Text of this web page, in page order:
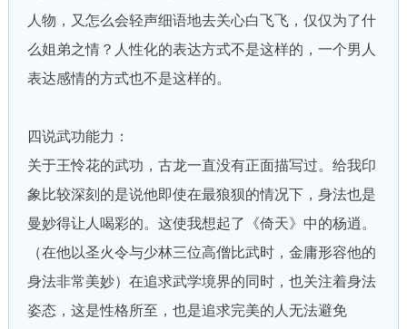
人物，又怎么会轻声细语地去关心白飞飞，仅仅为了什
么姐弟之情？人性化的表达方式不是这样的，一个男人
表达感情的方式也不是这样的。
四说武功能力：
关于王怜花的武功，古龙一直没有正面描写过。给我印
象比较深刻的是说他即使在最狼狈的情况下，身法也是
曼妙得让人喝彩的。这使我想起了《倚天》中的杨逍。
（在他以圣火令与少林三位高僧比武时，金庸形容他的
身法非常美妙）在追求武学境界的同时，也关注着身法
姿态，这是性格所至，也是追求完美的人无法避免